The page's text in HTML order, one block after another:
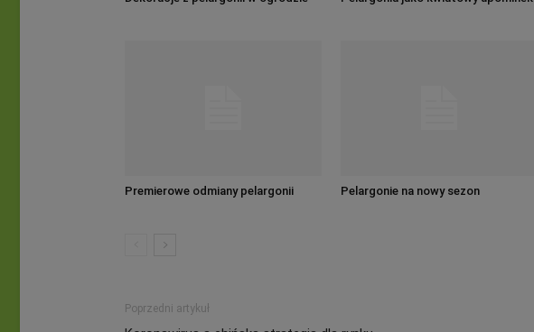
Premierowe odmiany pelargonii Pelargonie na nowy sezon
Poprzedni artykuł